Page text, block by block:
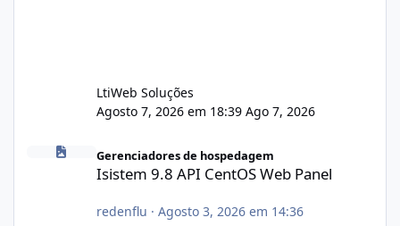
LtiWeb Soluções
Agosto 7, 2026 em 18:39 Ago 7, 2026
Gerenciadores de hospedagem
Isistem 9.8 API CentOS Web Panel
redenflu · Agosto 3, 2026 em 14:36